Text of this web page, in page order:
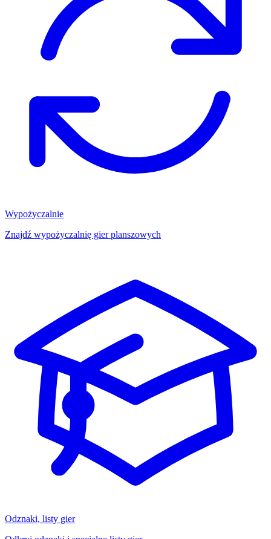
Wypożyczalnie
Znajdź wypożyczalnię gier planszowych
Odznaki, listy gier